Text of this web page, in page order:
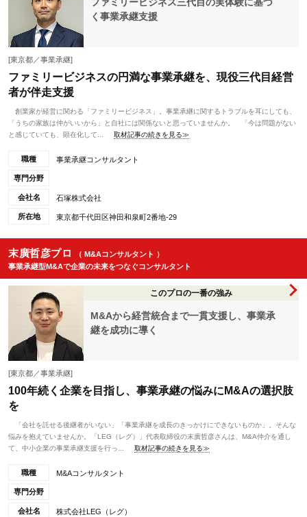
く事業承継支援
[東京都／事業承継]
ファミリービジネスの円満な事業承継を、現役三代目経営
者が伴走支援
創業家が経営に関わる「ファミリービジネス」。事業承継に関するトラブルを耳にしても、
「うちの家族は仲がいいから」と自社には関係ないと思っていませんか。 「今は問題がない
と感じていても、顕在化して...
取材記事の続きを見る≫
職種 事業承継コンサルタント
専門分野
会社名 石塚株式会社
所在地 東京都千代田区神田和泉町2番地-29
末廣哲彦プロ
（ M&Aコンサルタント ）
事業承継型M&Aで企業の未来をつなぐコンサルタント
このプロの一番の強み
M&Aから経営統合まで一貫支援し、事業承
継を成功に導く
[東京都／事業承継]
100年続く企業を目指し、事業承継の悩みにM&Aの選択肢
を
「会社を託せる後継者がいない」「事業承継を成長のきっかけにできないものか」。そんな
悩みを抱えていませんか。「LEG（レグ）」代表取締役の末廣哲彦さんは、M&A仲介を通し
て、中小企業の事業承継支援を行っ...
取材記事の続きを見る≫
職種 M&Aコンサルタント
専門分野
会社名 株式会社LEG（レグ）